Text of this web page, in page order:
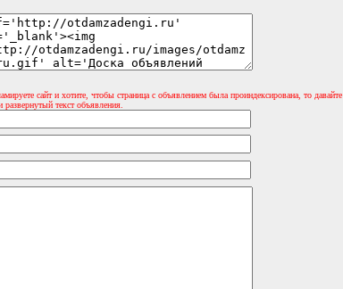
сайт и хотите, чтобы страница с объявлением была проиндексирована, то давайте
текст объявления.